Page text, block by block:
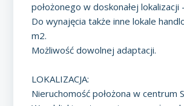
położonego w doskonałej
Do wynajęcia także inne lokale
m2.
Możliwość dowolnej adaptacji.
LOKALIZACJA:
Nieruchomość położona w centrum